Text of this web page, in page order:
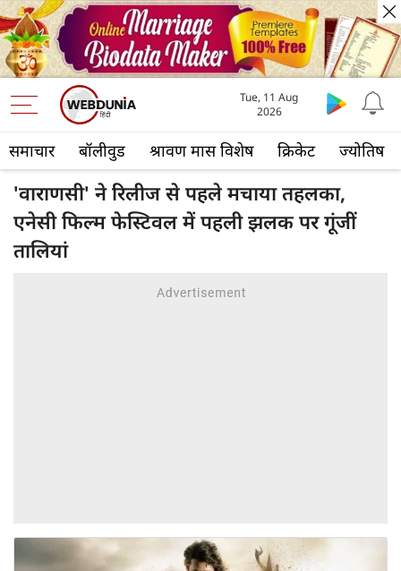
समाचार बॉलीवुड श्रावण मास विशेष क्रिकेट ज्योतिष
Tue, 11 Aug
2026
'वाराणसी' ने रिलीज से पहले मचाया तहलका,
एनेसी फिल्म फेस्टिवल में पहली झलक पर गूंजीं
तालियां